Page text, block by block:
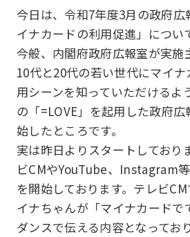
今日は、令和7年度3月の政府広
イナカードの利用促進」につい
今般、内閣府政府広報室が実施
10代と20代の若い世代にマイ
用シーンを知っていただけるよ
の「=LOVE」を起用した政府
始したところです。
実は昨日よりスタートしており
ビCMやYouTube、Instagram
を開始しております。テレビ
イナちゃんが「マイナカードで
ダンスで伝える内容となってお